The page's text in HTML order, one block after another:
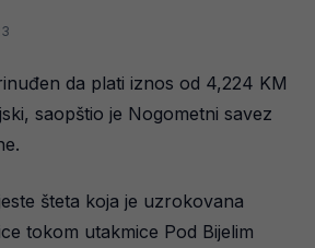
da plati iznos od 4,224 KM
saopštio je Nogometni savez
šteta koja je uzrokovana
tokom utakmice Pod Bijelim